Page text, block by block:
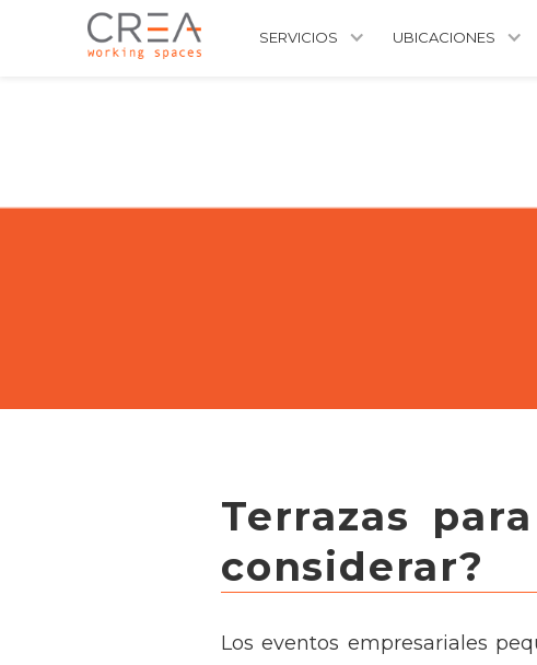
SERVICIOS UBICACIONES
Terrazas
considerar?
Los eventos empresariales